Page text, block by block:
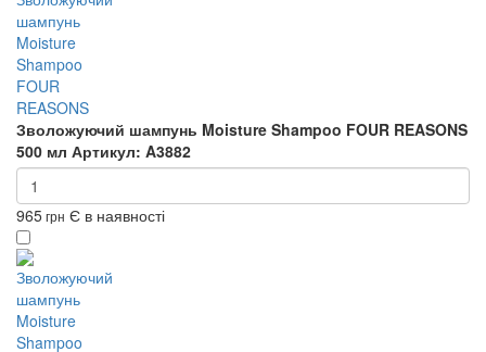
Зволожуючий шампунь Moisture Shampoo FOUR REASONS
500 мл Артикул: A3882
965грн Є в наявності